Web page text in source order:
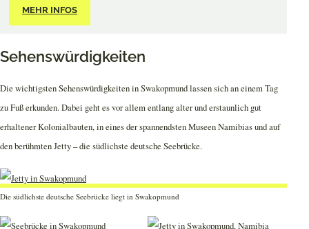
MEHR INFOS
Sehenswürdigkeiten
Die wichtigsten Sehenswürdigkeiten in Swakopmund lassen sich an einem Tag
zu Fuß erkunden. Dabei geht es vor allem entlang alter und erstaunlich gut
erhaltener Kolonialbauten, in eines der spannendsten Museen Namibias und auf
den berühmten Jetty – die südlichste deutsche Seebrücke.
Die südlichste deutsche Seebrücke liegt in Swakopmund